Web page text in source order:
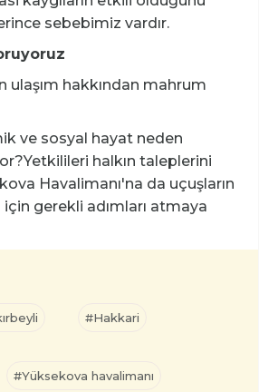
sebebimiz vardır.
ulaşım hakkından mahrum
ve sosyal hayat neden
halkın taleplerini
Havalimanı'na da uçuşların
için gerekli adımları atmaya
#Hakkari
#Yüksekova havalimanı